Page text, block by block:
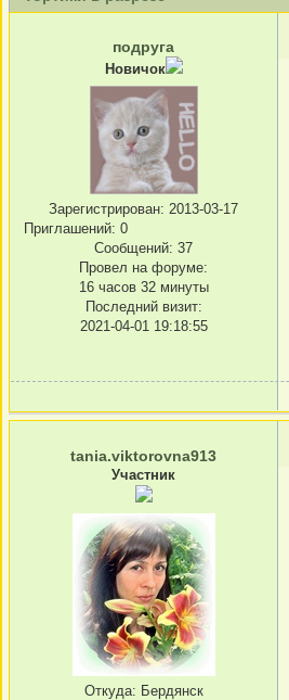
подруга
Новичок
Зарегистрирован: 2013-03-17
Приглашений: 0
Сообщений: 37
Провел на форуме:
16 часов 32 минуты
Последний визит:
2021-04-01 19:18:55
tania.viktorovna913
Участник
Откуда: Бердянск